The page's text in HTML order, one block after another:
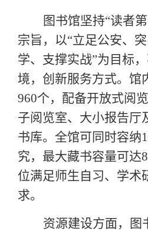
图书馆坚持“读者
宗旨，以“立足公安、
学、支撑实战”为目标
境，创新服务方式。馆
960个，配备开放式阅
子阅览室、大小报告厅
书库。全馆可同时容纳
究，最大藏书容量可达
位满足师生自习、学术
求。
资源建设方面，图